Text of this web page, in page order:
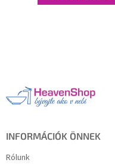
INFORMÁCIÓK ÖNNEK
Rólunk